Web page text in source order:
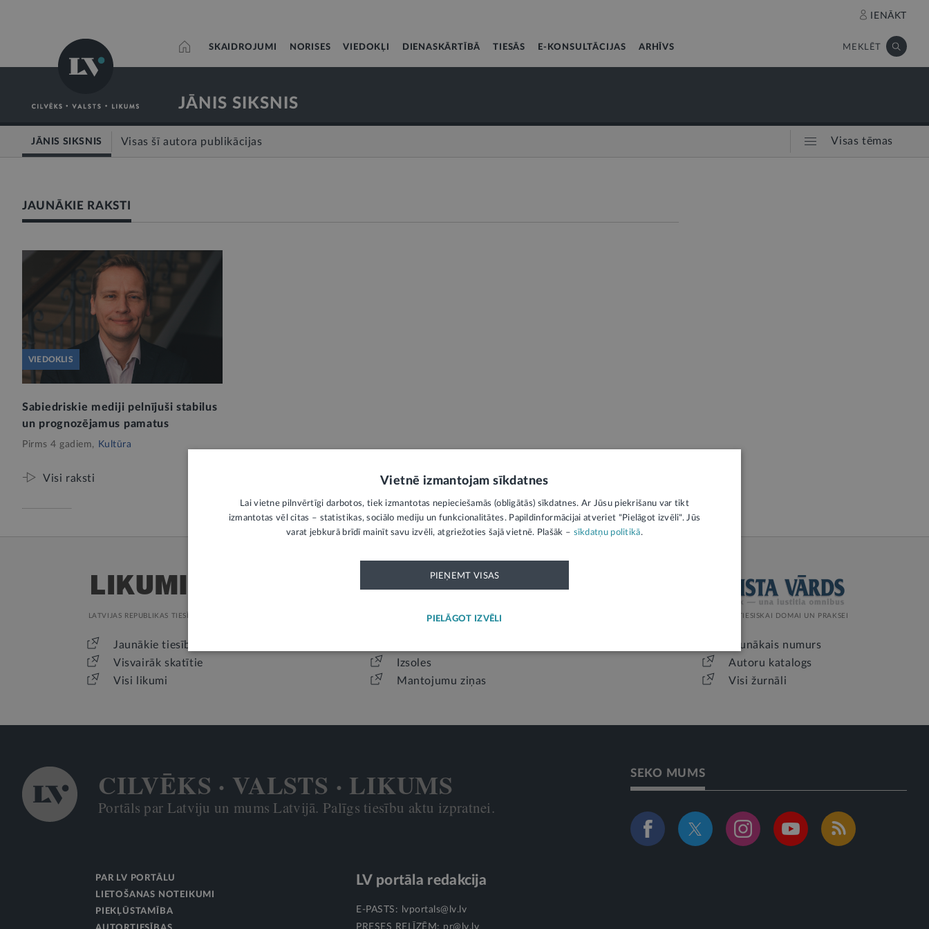
IENĀKT
SKAIDROJUMI NORISES VIEDOKĻI DIENASKĀRTĪBĀ TIESĀS E-KONSULTĀCIJAS ARHĪVS MEKLĒT
JĀNIS SIKSNIS
JĀNIS SIKSNIS Visas šī autora publikācijas Visas tēmas
JAUNĀKIE RAKSTI
VIEDOKLIS
Sabiedriskie mediji pelnījuši stabilus
un prognozējamus pamatus
Pirms 4 gadiem, Kultūra
Visi raksti
LATVIJAS REPUBLIKAS TIESĪBU AKTI
Jaunākie tiesību akti
Visvairāk skatītie
Visi likumi
LATVIJAS REPUBLIKAS OFICIĀLAIS IZDEVUMS
Izsoles
Mantojumu ziņas
ŽURNĀLS TIESISKAI DOMAI UN PRAKSEI
Jaunākais numurs
Autoru katalogs
Visi žurnāli
CILVĒKS · VALSTS · LIKUMS
Portāls par Latviju un mums Latvijā. Palīgs tiesību aktu izpratnei.
PAR LV PORTĀLU
LIETOŠANAS NOTEIKUMI
PIEKĻŪSTAMĪBA
LV portāla redakcija
E-PASTS:
lvportals@lv.lv
SEKO MUMS
Vietnē izmantojam sīkdatnes
Lai vietne pilnvērtīgi darbotos, tiek izmantotas nepieciešamās (obligātās) sīkdatnes. Ar Jūsu piekrišanu var tikt
izmantotas vēl citas – statistikas, sociālo mediju un funkcionalitātes. Papildinformācijai atveriet "Pielāgot izvēli". Jūs
varat jebkurā brīdī mainīt savu izvēli, atgriežoties šajā vietnē. Plašāk – sīkdatņu politikā.
PIEŅEMT VISAS
PIELĀGOT IZVĒLI